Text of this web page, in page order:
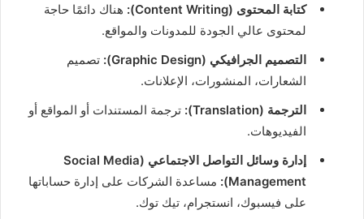
كتابة المحتوى (Content Writing):
هناك دائمًا حاجة
لمحتوى عالي الجودة للمدونات والمواقع.
التصميم الجرافيكي (Graphic Design):
تصميم
الشعارات، المنشورات، الإعلانات.
الترجمة (Translation):
ترجمة المستندات أو المواقع أو
الفيديوهات.
إدارة وسائل التواصل الاجتماعي (Social Media
Management):
مساعدة الشركات على إدارة حساباتها
على فيسبوك، انستجرام، تيك توك.